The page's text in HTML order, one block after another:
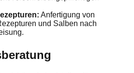
Anfertigung von
und Salben nach